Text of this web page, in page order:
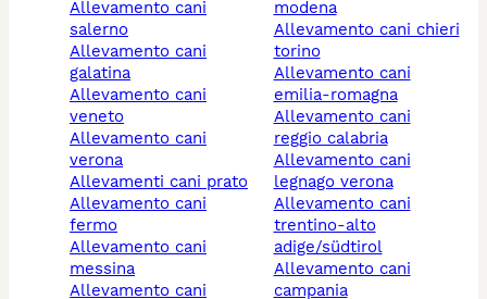
allevamento cani
salerno
allevamento cani
galatina
allevamento cani
veneto
allevamento cani
verona
allevamenti cani prato
allevamento cani
fermo
allevamento cani
messina
allevamento cani
modena
allevamento cani chieri
torino
allevamento cani
emilia-romagna
allevamento cani
reggio calabria
allevamento cani
legnago verona
allevamento cani
trentino-alto
adige/südtirol
allevamento cani
campania